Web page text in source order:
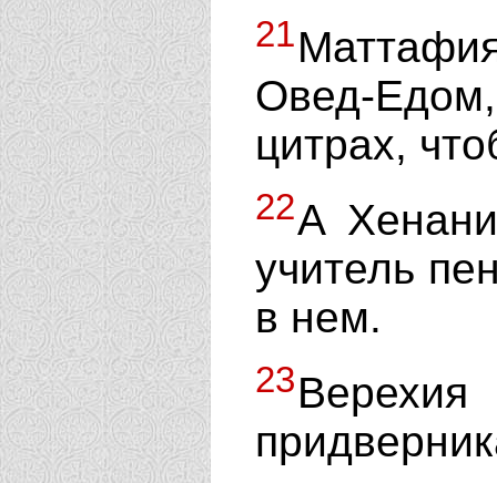
21
Овед-
цитрах,
22А
учитель
в нем.
23